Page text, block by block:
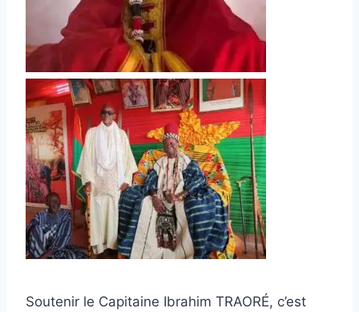
Soutenir le Capitaine Ibrahim TRAORÉ, c’est